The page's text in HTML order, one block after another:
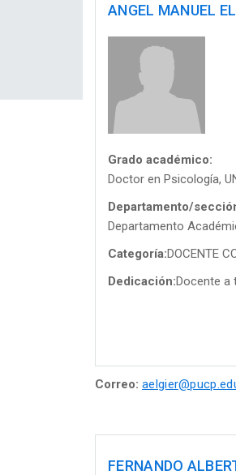
ANGEL MANUEL
Grado académico:
Doctor en Psicología,
Departamento/
Departamento
Categoría:DOCENTE
Dedicación:Docente a
Correo:
FERNANDO